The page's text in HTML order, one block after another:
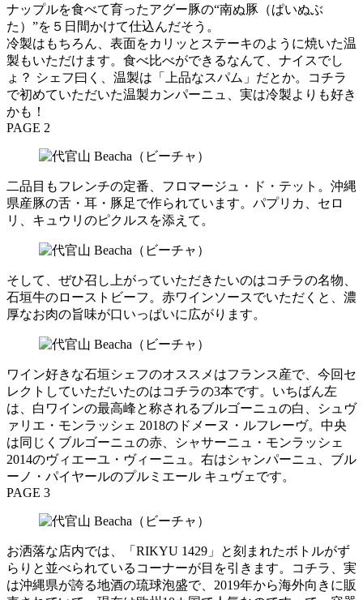
ナップルを食べて育ったアグー豚の“南ぬ豚（ぱいぬぶ
た）”を５日間かけて仕込んだそう。
冷製はもちろん、表面をカリッとステーキのように焼いた温
製もいただけます。食べ比べができるなんて、ナイスでし
ょ？ シェフ曰く、温製は「上品なスパム」だとか。コチラ
で初めていただいた温製カンパーニュ、実は冷製よりも好き
かも！
PAGE 2
二品目もフレンチの定番、フロマージュ・ド・テット。沖縄
県産豚の舌・耳・豚足で作られています。パプリカ、セロ
リ、キュウリのピクルスを添えて。
そして、ぜひ召し上がっていただきたいのはコチラの名物、
石垣牛のローストビーフ。赤ワインソースでいただくと、濃
厚なお肉の旨味が口いっぱいに広がります。
ワイン好きな石垣シェフのオススメはフランス産で、今回セ
レクトしていただいたのはコチラの3本です。いちばん左
は、白ワインの最高峰と称されるブルゴーニュの白、シュヴ
ァリエ・モンラッシェ 2018のドメーヌ・ルフレーヴ。中央
は同じくブルゴーニュの赤、シャサーニュ・モンラッシェ
2014のヴィエーユ・ヴィーニュ。右はシャンパーニュ、ブル
ーノ・パイヤールのプルミエール キュヴェです。
PAGE 3
お洒落な店内では、「RIKYU 1429」と刻まれたボトルがず
らりと並べられているコーナーが目を引きます。コチラ、実
は沖縄県が誇る地酒の琉球泡盛で、2019年から海外向きに販